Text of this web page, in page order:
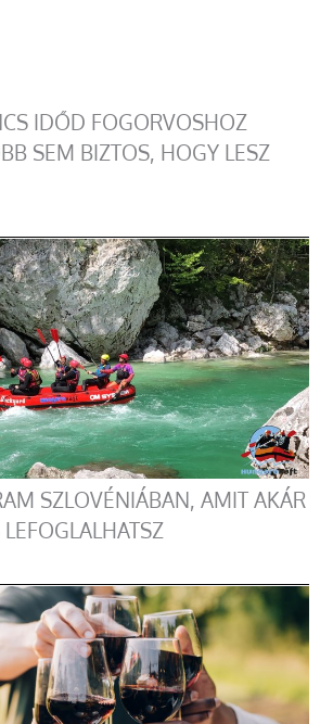
IDŐD FOGORVOSHOZ
SEM BIZTOS, HOGY LESZ
SZLOVÉNIÁBAN, AMIT AKÁR